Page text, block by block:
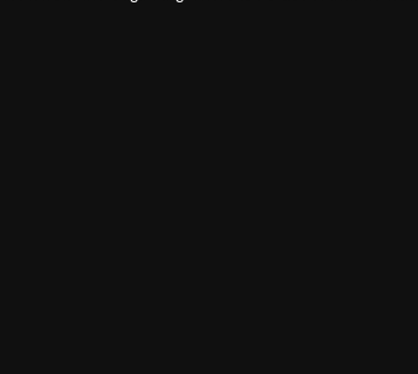
give up some reasons. At the same time, Yu tried to